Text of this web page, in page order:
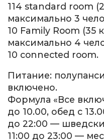
114 standard room
максимально 3
10 Family Room (35
максимально 4
10 connected room.
Питание:
включено.
Формула «Все
до 10.00, обед с
до 22:00 —
11:00 до 23:00 —